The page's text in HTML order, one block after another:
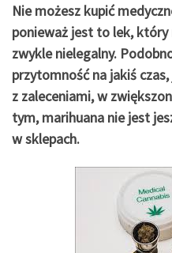
Nie możesz kupić
ponieważ jest to lek,
zwykle nielegalny.
przytomność na jakiś
z zaleceniami, w
tym, marihuana nie jest
w sklepach.